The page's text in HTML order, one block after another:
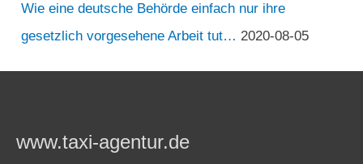
Wie eine deutsche Behörde einfach nur ihre
gesetzlich vorgesehene Arbeit tut… 2020-08-05
www.taxi-agentur.de